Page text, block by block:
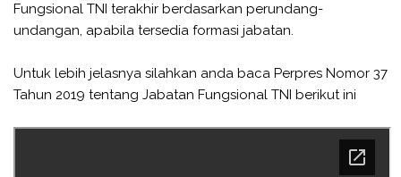
Fungsional TNI terakhir berdasarkan perundang-
undangan, apabila tersedia formasi jabatan.
Untuk lebih jelasnya silahkan anda baca Perpres Nomor 37
Tahun 2019 tentang Jabatan Fungsional TNI berikut ini